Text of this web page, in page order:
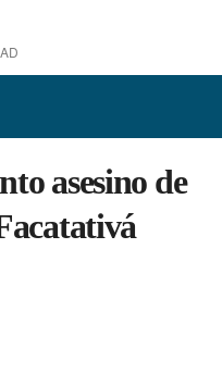
asesino de